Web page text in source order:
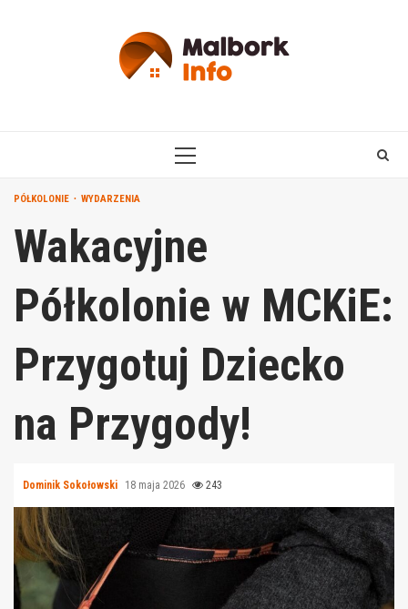
PRIMARY
PÓŁKOLONIE WYDARZENIA
Wakacyjne
Półkolonie w MCKiE:
Przygotuj Dziecko
na Przygody!
Dominik Sokołowski 18 maja 2026 243